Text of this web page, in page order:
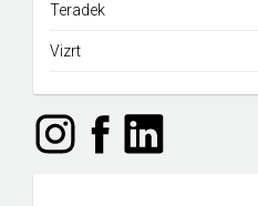
Teradek
Vizrt